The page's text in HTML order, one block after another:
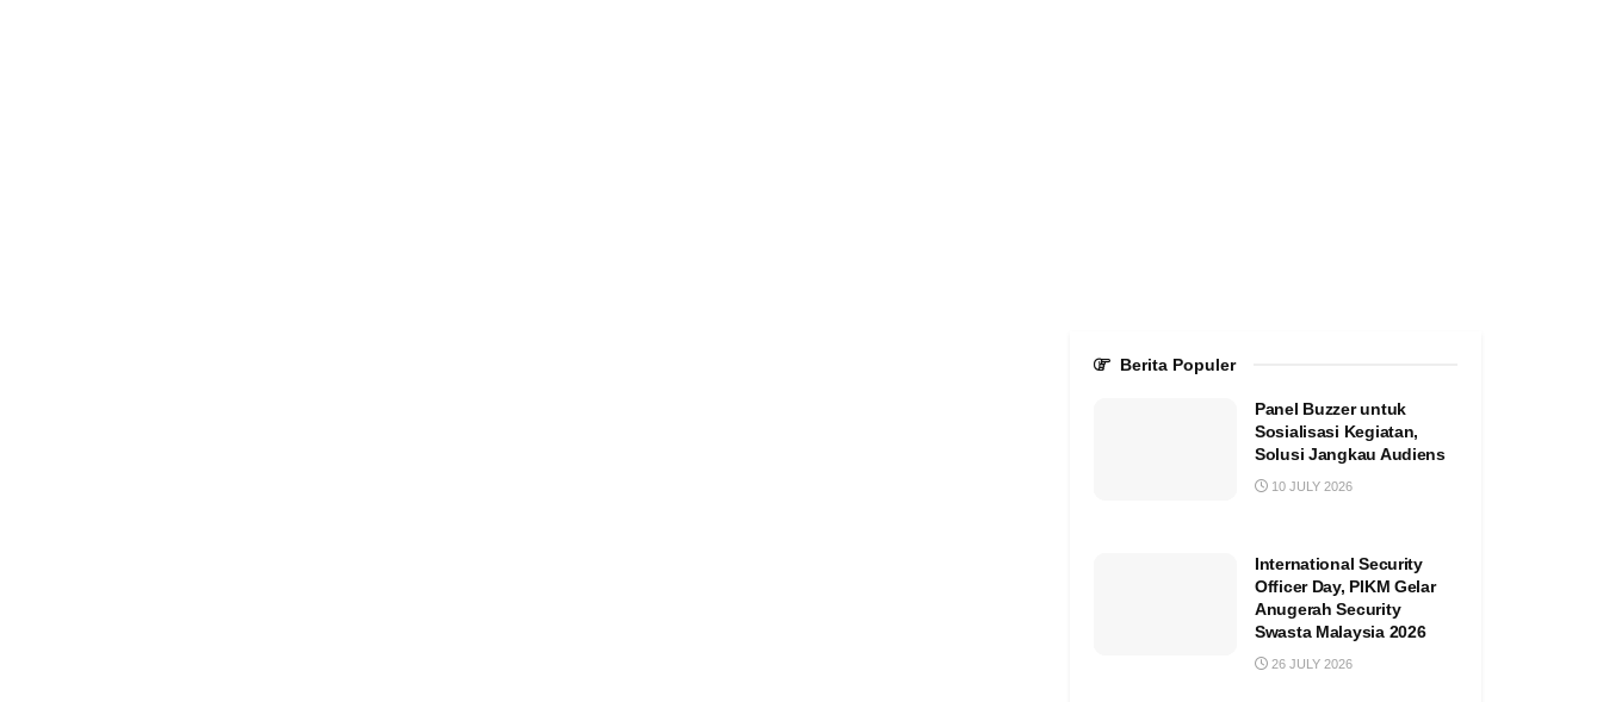
Berita Populer
Panel Buzzer untuk
Sosialisasi Kegiatan,
Solusi Jangkau Audiens
10 JULY 2026
International Security
Officer Day, PIKM Gelar
Anugerah Security
Swasta Malaysia 2026
26 JULY 2026